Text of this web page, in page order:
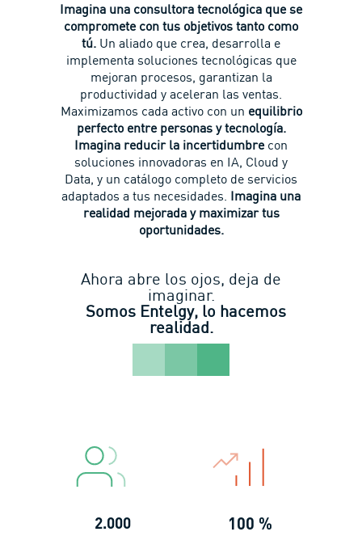
Imagina una consultora tecnológica que se
compromete con tus objetivos tanto como
tú. Un aliado que crea, desarrolla e
implementa soluciones tecnológicas que
mejoran procesos, garantizan la
productividad y aceleran las ventas.
Maximizamos cada activo con un equilibrio
perfecto entre personas y tecnología.
Imagina reducir la incertidumbrecon
soluciones innovadoras en IA, Cloud y
Data, y un catálogo completo de servicios
adaptados a tus necesidades. Imagina una
realidad mejorada y maximizar tus
oportunidades.
Ahora abre los ojos, deja de
imaginar.
Somos Entelgy, lo hacemos
realidad.
2.000 100 %